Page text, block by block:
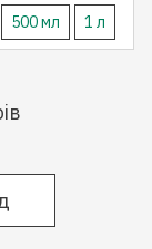
500 мл 1 л